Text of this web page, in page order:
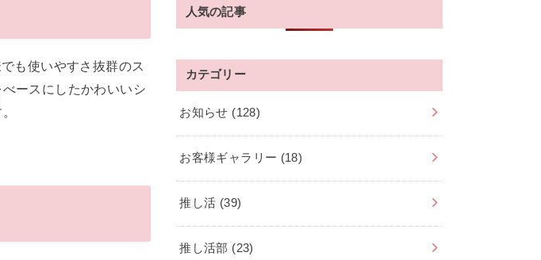
も使いやすさ抜群のス
ースにしたかわいいシ
人気の記事
カテゴリー
お知らせ (128)
お客様ギャラリー (18)
推し活 (39)
推し活部 (23)